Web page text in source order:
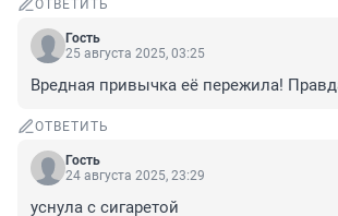
ОТВЕТИТЬ
Гость
25 августа 2025, 03:25
Вредная привычка её пережила!
ОТВЕТИТЬ
Гость
24 августа 2025, 23:29
уснула с сигаретой